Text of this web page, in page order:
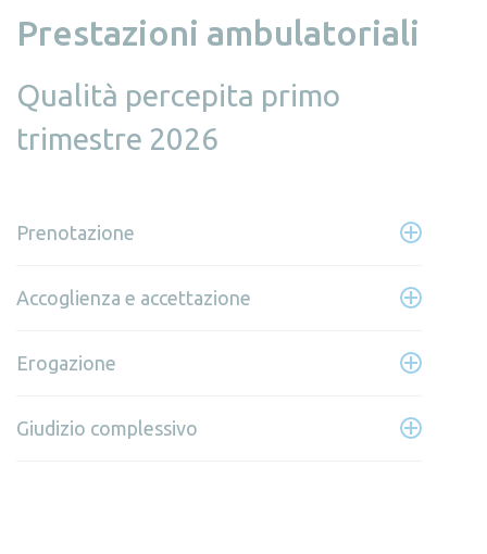
Prestazioni ambulatoriali
Qualità percepita primo
trimestre 2026
Prenotazione
Accoglienza e accettazione
Erogazione
Giudizio complessivo